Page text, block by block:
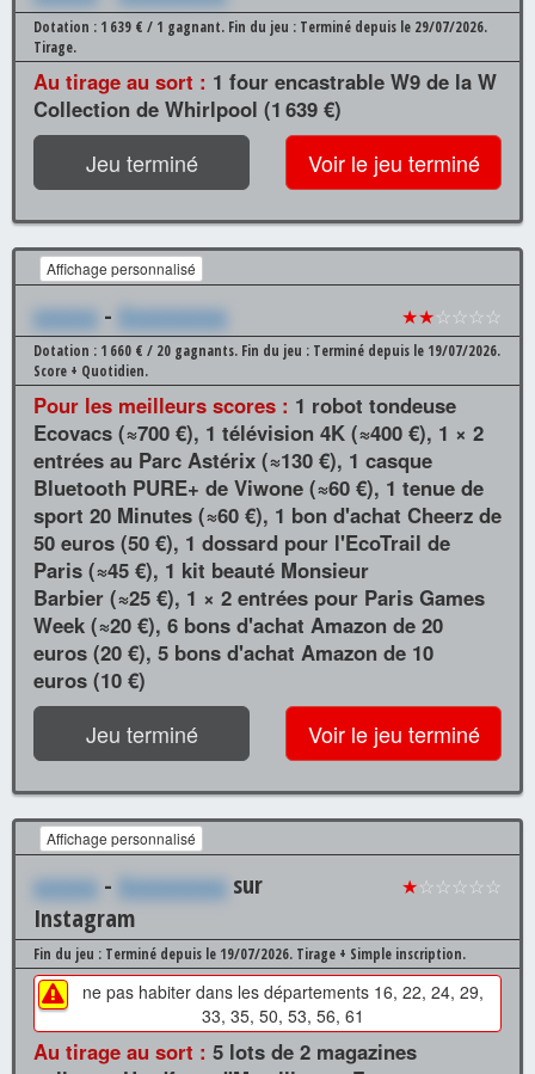
Dotation : 1 639 € / 1 gagnant. Fin du jeu : Terminé depuis le 29/07/2026.
Tirage.
Au tirage au sort : 1 four encastrable W9 de la W
Collection de Whirlpool (1 639 €)
Jeu terminé Voir le jeu terminé
Affichage personnalisé
xxxxxx - Xxxxxxxxxx ★★☆☆☆☆
Dotation : 1 660 € / 20 gagnants. Fin du jeu : Terminé depuis le 19/07/2026.
Score + Quotidien.
Pour les meilleurs scores : 1 robot tondeuse
Ecovacs (≈700 €), 1 télévision 4K (≈400 €), 1 × 2
entrées au Parc Astérix (≈130 €), 1 casque
Bluetooth PURE+ de Viwone (≈60 €), 1 tenue de
sport 20 Minutes (≈60 €), 1 bon d'achat Cheerz de
50 euros (50 €), 1 dossard pour l'EcoTrail de
Paris (≈45 €), 1 kit beauté Monsieur
Barbier (≈25 €), 1 × 2 entrées pour Paris Games
Week (≈20 €), 6 bons d'achat Amazon de 20
euros (20 €), 5 bons d'achat Amazon de 10
euros (10 €)
Jeu terminé Voir le jeu terminé
Affichage personnalisé
xxxxxx - Xxxxxxxxxx sur
Instagram
★☆☆☆☆☆
Fin du jeu : Terminé depuis le 19/07/2026. Tirage + Simple inscription.
ne pas habiter dans les départements 16, 22, 24, 29,
33, 35, 50, 53, 56, 61
Au tirage au sort : 5 lots de 2 magazines